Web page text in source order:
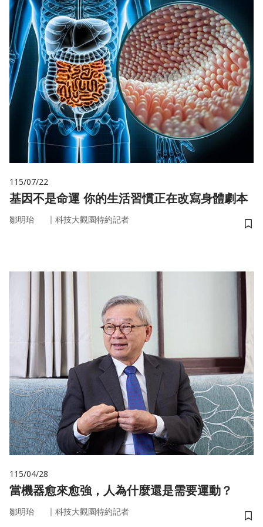
115/07/22
基因不是命運 你的生活習慣正在改寫身體劇本
鄒明珆 ｜ 科技大觀園特約記者
儲
115/04/28
當機器愈來愈強，人為什麼還是需要運動？
鄒明珆 ｜ 科技大觀園特約記者
儲